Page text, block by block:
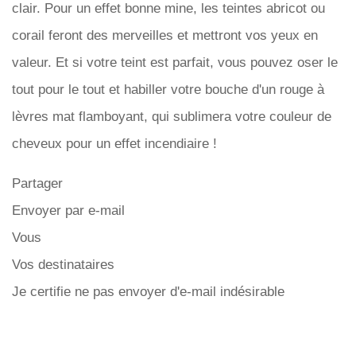
clair. Pour un effet bonne mine, les teintes abricot ou
corail feront des merveilles et mettront vos yeux en
valeur. Et si votre teint est parfait, vous pouvez oser le
tout pour le tout et habiller votre bouche d'un rouge à
lèvres mat flamboyant, qui sublimera votre couleur de
cheveux pour un effet incendiaire !
Partager
Envoyer par e-mail
Vous
Vos destinataires
Je certifie ne pas envoyer d'e-mail indésirable